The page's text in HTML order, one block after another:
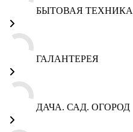
БЫТОВАЯ ТЕХНИКА
ГАЛАНТЕРЕЯ
ДАЧА. САД. ОГОРОД